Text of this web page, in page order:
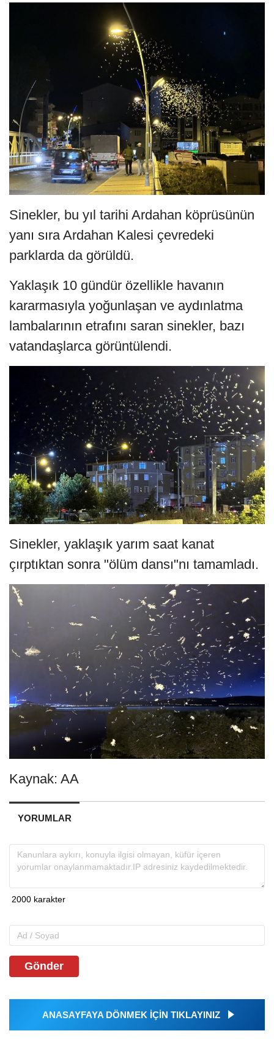
Sinekler, bu yıl tarihi Ardahan köprüsünün
yanı sıra Ardahan Kalesi çevredeki
parklarda da görüldü.
Yaklaşık 10 gündür özellikle havanın
kararmasıyla yoğunlaşan ve aydınlatma
lambalarının etrafını saran sinekler, bazı
vatandaşlarca görüntülendi.
Sinekler, yaklaşık yarım saat kanat
çırptıktan sonra "ölüm dansı"nı tamamladı.
Kaynak: AA
YORUMLAR
Gönder
ANASAYFAYA DÖNMEK İÇİN TIKLAYINIZ